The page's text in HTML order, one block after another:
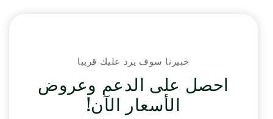
خبيرنا سوف يرد عليك قريبا
احصل على الدعم وعروض
الأسعار الآن!